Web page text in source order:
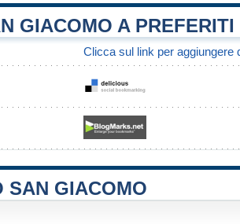
GIACOMO A PREFERITI
Clicca sul link per aggiungere
SAN GIACOMO